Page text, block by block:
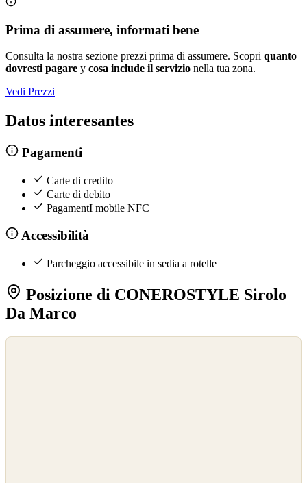
Prima di assumere, informati bene
Consulta la nostra sezione prezzi prima di assumere. Scopri quanto
dovresti pagare y cosa include il servizio nella tua zona.
Vedi Prezzi
Datos interesantes
Pagamenti
Carte di credito
Carte di debito
PagamentI mobile NFC
Accessibilità
Parcheggio accessibile in sedia a rotelle
Posizione di CONEROSTYLE Sirolo
Da Marco